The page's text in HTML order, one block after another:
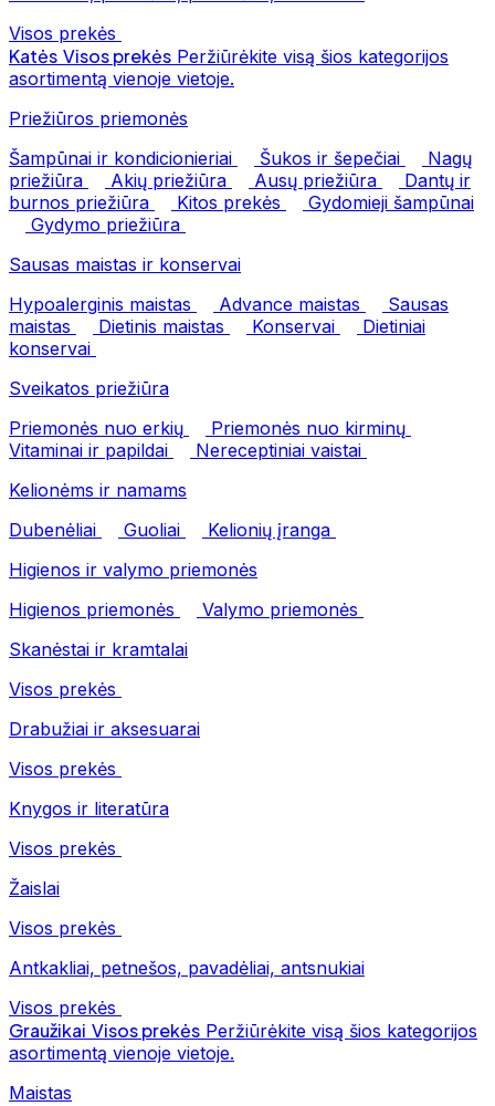
Visos prekės
Katės Visos prekės Peržiūrėkite visą šios kategorijos
asortimentą vienoje vietoje.
Priežiūros priemonės
Šampūnai ir kondicionieriai
Šukos ir šepečiai
Nagų
priežiūra
Akių priežiūra Ausų priežiūra
Dantų ir
burnos priežiūra
Kitos prekės
Gydomieji šampūnai
Gydymo priežiūra
Sausas maistas ir konservai
Hypoalerginis maistas
Advance maistas
Sausas
maistas
Dietinis maistas Konservai
Dietiniai
konservai
Sveikatos priežiūra
Priemonės nuo erkių
Priemonės nuo kirminų
Vitaminai ir papildai
Nereceptiniai vaistai
Kelionėms ir namams
Dubenėliai
Guoliai
Kelionių įranga
Higienos ir valymo priemonės
Higienos priemonės
Valymo priemonės
Skanėstai ir kramtalai
Visos prekės
Drabužiai ir aksesuarai
Visos prekės
Knygos ir literatūra
Visos prekės
Žaislai
Visos prekės
Antkakliai, petnešos, pavadėliai, antsnukiai
Visos prekės
Graužikai Visos prekės Peržiūrėkite visą šios kategorijos
asortimentą vienoje vietoje.
Maistas